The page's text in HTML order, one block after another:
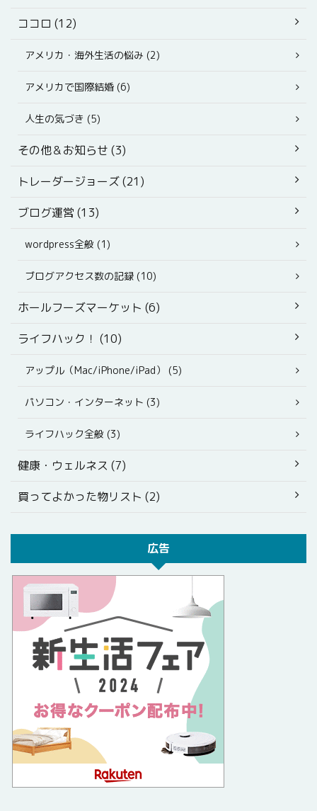
ココロ (12)
アメリカ・海外生活の悩み (2)
アメリカで国際結婚 (6)
人生の気づき (5)
その他＆お知らせ (3)
トレーダージョーズ (21)
ブログ運営 (13)
wordpress全般 (1)
ブログアクセス数の記録 (10)
ホールフーズマーケット (6)
ライフハック！ (10)
アップル（Mac/iPhone/iPad） (5)
パソコン・インターネット (3)
ライフハック全般 (3)
健康・ウェルネス (7)
買ってよかった物リスト (2)
広告